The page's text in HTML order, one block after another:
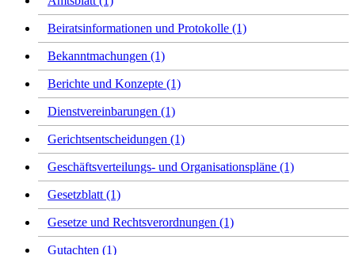
Beiratsinformationen und Protokolle (1)
Bekanntmachungen (1)
Berichte und Konzepte (1)
Dienstvereinbarungen (1)
Gerichtsentscheidungen (1)
Geschäftsverteilungs- und Organisationspläne (1)
Gesetzblatt (1)
Gesetze und Rechtsverordnungen (1)
Gutachten (1)